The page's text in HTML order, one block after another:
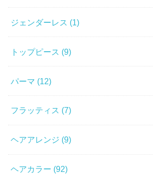
ジェンダーレス (1)
トップピース (9)
パーマ (12)
フラッティス (7)
ヘアアレンジ (9)
ヘアカラー (92)